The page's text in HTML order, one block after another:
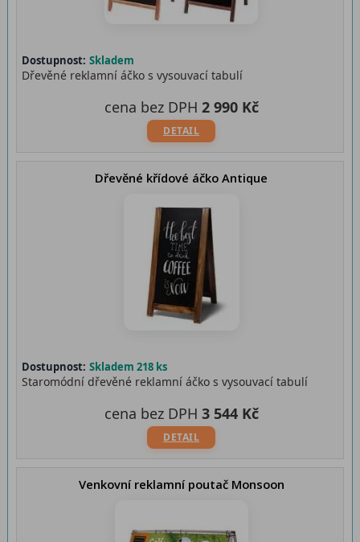
Dostupnost: Skladem
Dřevěné reklamní áčko s vysouvací tabulí
DETAIL
cena bez DPH 2 990 Kč
Dřevěné křídové áčko Antique
Dostupnost: Skladem 218 ks
Staromódní dřevěné reklamní áčko s vysouvací tabulí
DETAIL
cena bez DPH 3 544 Kč
Venkovní reklamní poutač Monsoon